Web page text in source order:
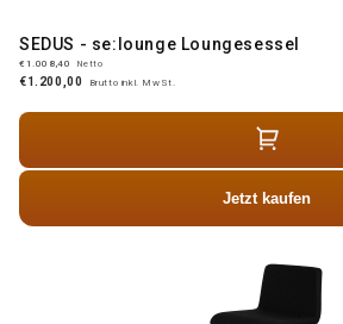
SEDUS - se:lounge Loungesessel
€1.008,40 Netto
€1.200,00 Brutto inkl. MwSt.
Jetzt kaufen